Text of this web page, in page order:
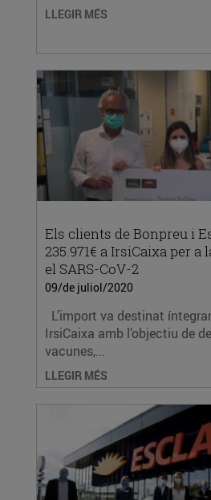
LLEGIR MÉS
Els clients de Bonpreu i
235.971€ a IrsiCaixa per
el SARS-CoV-2
09/de juliol/2020
L’import va destinat
IrsiCaixa amb l’objectiu de
vacunes,...
LLEGIR MÉS